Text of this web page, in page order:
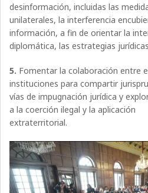
desinformación, incluidas las
unilaterales, la interferencia
información, a fin de orientar la
diplomática, las estrategias
5. Fomentar la colaboración entre
instituciones para compartir
vías de impugnación jurídica y
a la coerción ilegal y la aplicación
extraterritorial.